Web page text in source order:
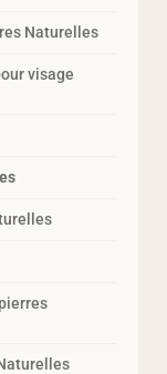
Naturelles
visage